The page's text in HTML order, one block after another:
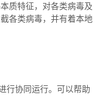
质特征，对各类病毒及
各类病毒，并有着本地
行协同运行。可以帮助